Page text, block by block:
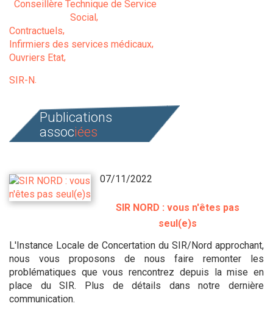
Conseillère Technique de Service
Social
Contractuels
Infirmiers des services médicaux
Ouvriers Etat
SIR-N
Publications
associées
07/11/2022
SIR NORD : vous n'êtes pas
seul(e)s
L'Instance Locale de Concertation du SIR/Nord approchant,
nous vous proposons de nous faire remonter les
problématiques que vous rencontrez depuis la mise en
place du SIR. Plus de détails dans notre dernière
communication.